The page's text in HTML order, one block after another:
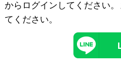
からログインしてください。
てください。